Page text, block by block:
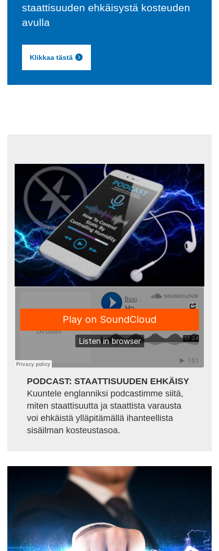
staattisuuden ehkäisystä kosteuden
avulla
Klikkaa tästä
PODCAST: STAATTISUUDEN EHKÄISY
Kuuntele englanniksi podcastimme siitä,
miten staattisuutta ja staattista varausta
voi ehkäistä ylläpitämällä ihanteellista
sisäilman kosteustasoa.